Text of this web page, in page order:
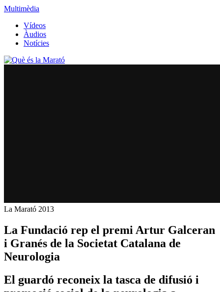
Multimèdia
Vídeos
Àudios
Notícies
La Marató 2013
La Fundació rep el premi Artur Galceran
i Granés de la Societat Catalana de
Neurologia
El guardó reconeix la tasca de difusió i